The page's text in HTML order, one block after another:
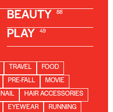
BEAUTY 88
PLAY 49
TRAVEL
FOOD
PRE-FALL
MOVIE
NAIL
HAIR ACCESSORIES
EYEWEAR
RUNNING